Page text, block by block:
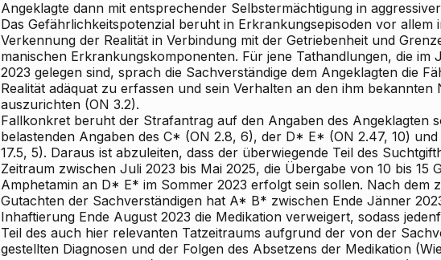
Angeklagte dann mit entsprechender Selbstermächtigung in
Das Gefährlichkeitspotenzial beruht in Erkrankungsepisoden vor allem
Verkennung der Realität in Verbindung mit der Getriebenheit und
manischen Erkrankungskomponenten. Für jene Tathandlungen, die im
2023 gelegen sind, sprach die Sachverständige dem Angeklagten die
Realität adäquat zu erfassen und sein Verhalten an den ihm bekannten
auszurichten (ON 3.2).
Fallkonkret beruht der Strafantrag auf den Angaben des Angeklagten
belastenden Angaben des C* (ON 2.8, 6), der D* E* (ON 2.47, 10)
17.5, 5). Daraus ist abzuleiten, dass der überwiegende Teil des
Zeitraum zwischen Juli 2023 bis Mai 2025, die Übergabe von 10 bis 15
Amphetamin an D* E* im Sommer 2023 erfolgt sein sollen. Nach dem
Gutachten der Sachverständigen hat A* B* zwischen Ende Jänner
Inhaftierung Ende August 2023 die Medikation verweigert, sodass
Teil des auch hier relevanten Tatzeitraums aufgrund der von der
gestellten Diagnosen und der Folgen des Absetzens der Medikation